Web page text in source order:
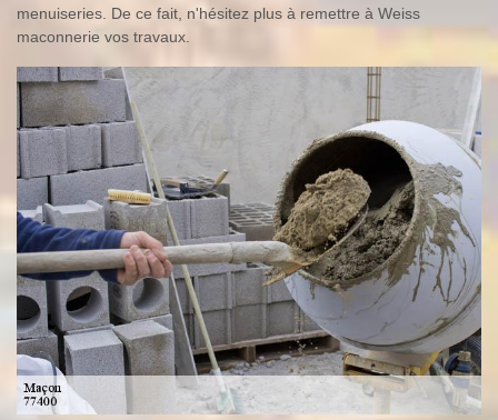
menuiseries. De ce fait, n'hésitez plus à remettre à Weiss
maconnerie vos travaux.